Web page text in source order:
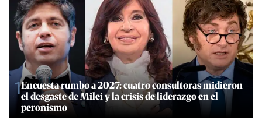
1Encuesta rumbo a 2027: cuatro consultoras midieron
el desgaste de Milei y la crisis de liderazgo en el
peronismo